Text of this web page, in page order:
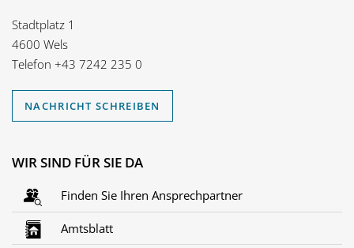
Stadtplatz 1
4600 Wels
Telefon +43 7242 235 0
NACHRICHT SCHREIBEN
WIR SIND FÜR SIE DA
Finden Sie Ihren Ansprechpartner
Amtsblatt